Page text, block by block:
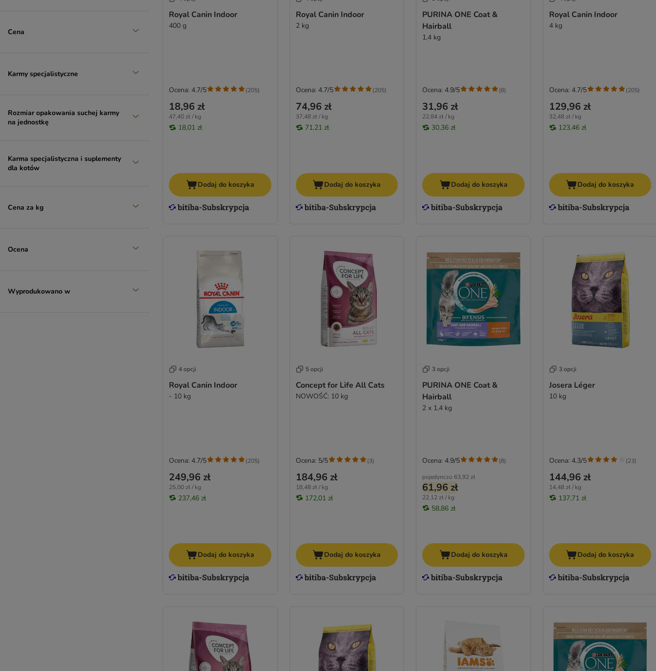
Cena
Karmy specjalistyczne
Rozmiar opakowania suchej karmy
na jednostkę
Karma specjalistyczna i suplementy
dla kotów
Cena za kg
Ocena
Wyprodukowano w
Royal Canin Indoor
400 g
18,96 zł
47,40 zł / kg
18,01 zł
Ocena: 4.7/5 (205)
Dodaj do koszyka
Royal Canin Indoor
2 kg
74,96 zł
37,48 zł / kg
71,21 zł
Ocena: 4.7/5 (205)
Dodaj do koszyka
PURINA ONE Coat &
Hairball
1,4 kg
31,96 zł
22,84 zł / kg
30,36 zł
Ocena: 4.9/5 (8)
Dodaj do koszyka
Royal Canin Indoor
4 kg
129,96 zł
32,48 zł / kg
123,46 zł
Ocena: 4.7/5 (205)
Dodaj do koszyka
4 opcji
Royal Canin Indoor
- 10 kg
249,96 zł
25,00 zł / kg
237,46 zł
Ocena: 4.7/5 (205)
Dodaj do koszyka
5 opcji
Concept for Life All Cats
NOWOŚĆ: 10 kg
184,96 zł
18,48 zł / kg
172,01 zł
Ocena: 5/5 (3)
Dodaj do koszyka
3 opcji
PURINA ONE Coat &
Hairball
2 x 1,4 kg
pojedynczo 63,92 zł
61,96 zł
22,12 zł / kg
58,86 zł
Ocena: 4.9/5 (8)
Dodaj do koszyka
3 opcji
Josera Léger
10 kg
144,96 zł
14,48 zł / kg
137,71 zł
Ocena: 4.3/5 (23)
Dodaj do koszyka